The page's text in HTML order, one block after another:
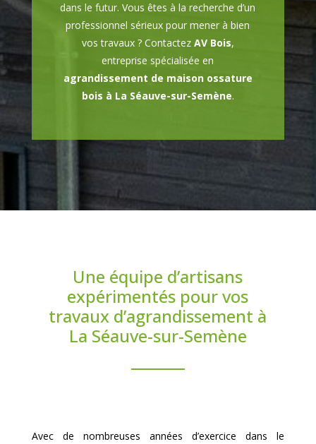
dans le futur. Vous êtes à la recherche d’un
professionnel sérieux pour mener à bien
vos travaux ? Contactez AV Bois,
entreprise spécialisée en
agrandissement de maison ossature
bois à La Séauve-sur-Semène.
Une équipe d’artisans
expérimentés pour vos
travaux d’agrandissement à
La Séauve-sur-Semène
Avec de nombreuses années d’exercice dans le